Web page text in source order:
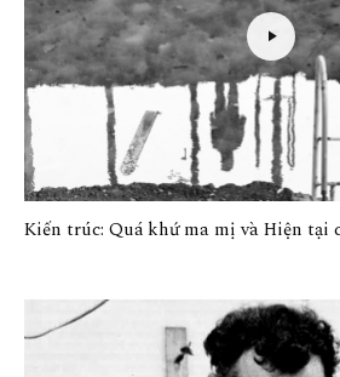
Kiến trúc: Quá khứ ma mị và Hiện tại